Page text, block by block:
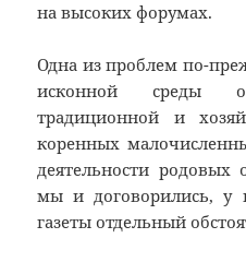
на высоких форумах.
Одна из проблем по-
исконной среды
традиционной и
коренных
деятельности
мы и договорились, у
газеты отдельный